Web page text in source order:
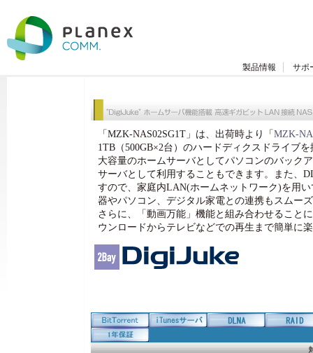
製品情報 サポ
「MZK-NAS02SG1T」は、出荷時より「MZK-
1TB（500GB×2台）のハードディクスドライブ
大容量のホームサーバとしてパソコンのバック
サーバとして利用することもできます。また、
すので、家庭内LAN(ホームネットワーク)を用
器やパソコン、デジタル家電との連携もスムー
さらに、「動画万能」機能と組み合わせること
ウンロードからテレビなどでの再生まで簡単に